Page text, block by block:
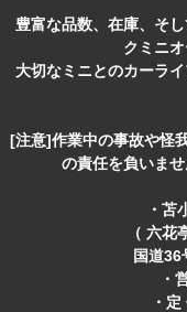
豊富な品数、在庫、そ
クミニ
大切なミニとのカーラ
[注意]作業中の事故や怪
の責任を負いま
・苫
（ 六花
国道36
・
・